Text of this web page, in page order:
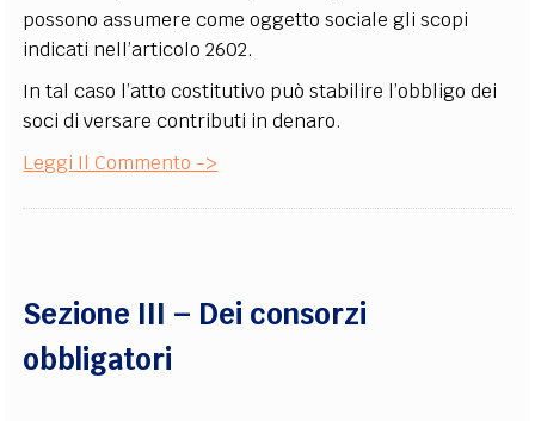
possono assumere come oggetto sociale gli scopi
indicati nell’articolo 2602.
In tal caso l’atto costitutivo può stabilire l’obbligo dei
soci di versare contributi in denaro.
Leggi Il Commento ->
Sezione III – Dei consorzi
obbligatori